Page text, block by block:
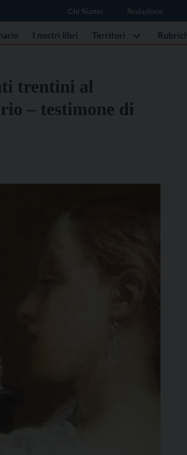
Chi Siamo Redazione
I nostri libri Territori
trentini al
– testimone di